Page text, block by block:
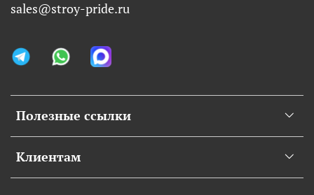
Полезные ссылки
Клиентам
sales@stroy-pride.ru